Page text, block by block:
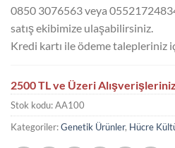
0850 3076563 veya
satış ekibimize ulaşabilirsiniz.
Kredi kartı ile ödeme talepleriniz
2500 TL ve Üzeri
Stok kodu:AA100
Kategoriler:Genetik Ürünler, Hücre